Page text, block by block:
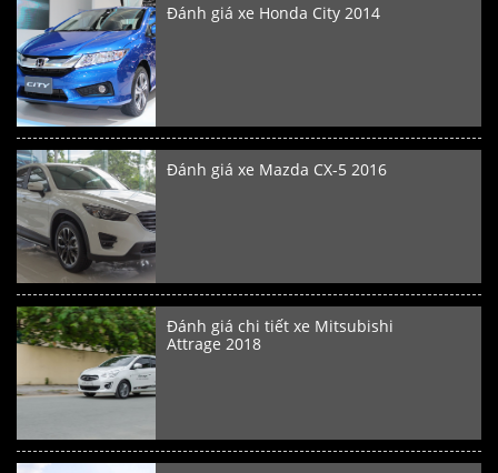
Đánh giá xe Honda City 2014
Đánh giá xe Mazda CX-5 2016
Đánh giá chi tiết xe Mitsubishi
Attrage 2018